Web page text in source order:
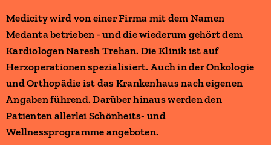
Medicity wird von einer Firma mit dem Namen
Medanta betrieben - und die wiederum gehört dem
Kardiologen Naresh Trehan. Die Klinik ist auf
Herzoperationen spezialisiert. Auch in der Onkologie
und Orthopädie ist das Krankenhaus nach eigenen
Angaben führend. Darüber hinaus werden den
Patienten allerlei Schönheits- und
Wellnessprogramme angeboten.